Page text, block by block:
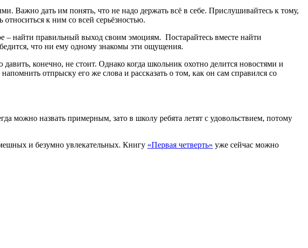
Важно дать им понять, что не надо держать всё в себе. Прислушивайтесь к тому,
к ним со всей серьёзностью.
– найти правильный выход своим эмоциям. Постарайтесь вместе найти
что ни ему одному знакомы эти ощущения.
конечно, не стоит. Однако когда школьник охотно делится новостями и
отпрыску его же слова и рассказать о том, как он сам справился со
можно назвать примерным, зато в школу ребята летят с удовольствием, потому
и безумно увлекательных. Книгу «Первая четверть» уже сейчас можно